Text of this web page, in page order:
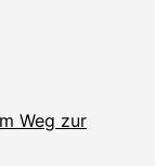
Weg zur